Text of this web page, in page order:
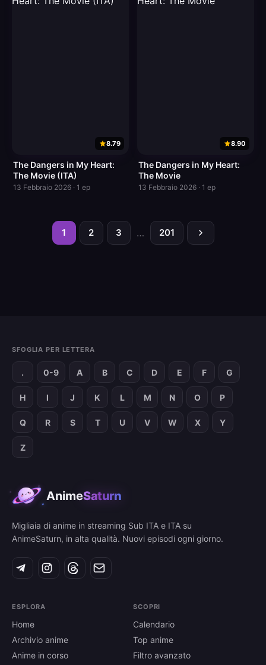
8.79
The Dangers in My Heart:
The Movie (ITA)
13 Febbraio 2026 · 1 ep
8.90
The Dangers in My Heart:
The Movie
13 Febbraio 2026 · 1 ep
1 2 3 … 201
SFOGLIA PER LETTERA
. 0-9 A B C D E F G
H I J K L M N O P
Q R S T U V W X Y
Z
AnimeSaturn
Migliaia di anime in streaming Sub ITA e ITA su
AnimeSaturn, in alta qualità. Nuovi episodi ogni giorno.
ESPLORA
Home
Archivio anime
Anime in corso
SCOPRI
Calendario
Top anime
Filtro avanzato